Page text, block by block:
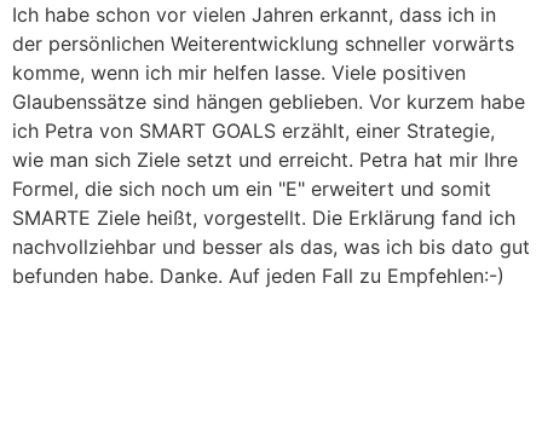
Ich habe schon vor vielen Jahren erkannt, dass ich in
der persönlichen Weiterentwicklung schneller vorwärts
komme, wenn ich mir helfen lasse. Viele positiven
Glaubenssätze sind hängen geblieben. Vor kurzem habe
ich Petra von SMART GOALS erzählt, einer Strategie,
wie man sich Ziele setzt und erreicht. Petra hat mir Ihre
Formel, die sich noch um ein "E" erweitert und somit
SMARTE Ziele heißt, vorgestellt. Die Erklärung fand ich
nachvollziehbar und besser als das, was ich bis dato gut
befunden habe. Danke. Auf jeden Fall zu Empfehlen:-)